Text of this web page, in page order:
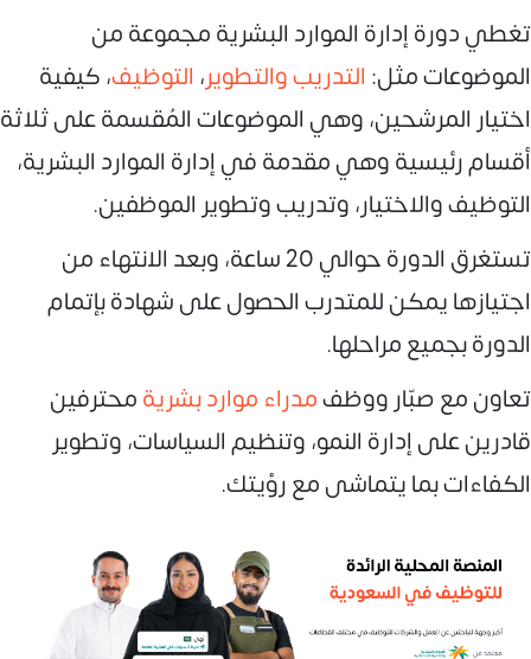
تغطي دورة إدارة الموارد البشرية مجموعة من
الموضوعات مثل: التدريب والتطوير، التوظيف، كيفية
اختيار المرشحين، وهي الموضوعات المُقسمة على ثلاثة
أقسام رئيسية وهي مقدمة في إدارة الموارد البشرية،
التوظيف والاختيار، وتدريب وتطوير الموظفين.
تستغرق الدورة حوالي 20 ساعة، وبعد الانتهاء من
اجتيازها يمكن للمتدرب الحصول على شهادة بإتمام
الدورة بجميع مراحلها.
تعاون مع صبّار ووظفمدراء موارد بشريةمحترفين
قادرين على إدارة النمو، وتنظيم السياسات، وتطوير
الكفاءات بما يتماشى مع رؤيتك.